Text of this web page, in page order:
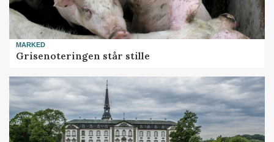
MARKED
Grisenoteringen står stille